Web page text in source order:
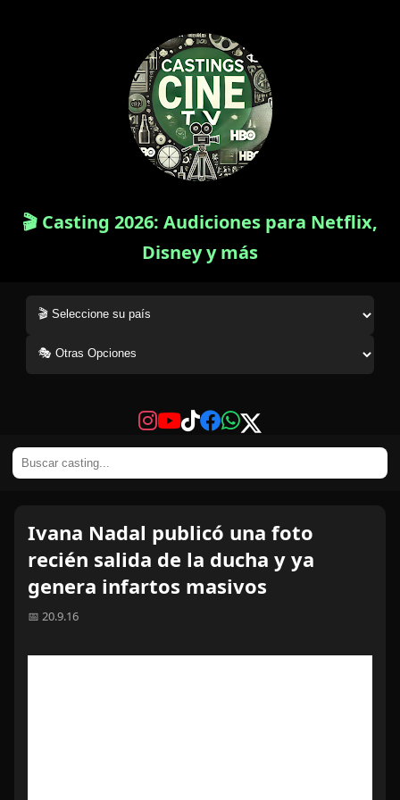
🎬 Casting 2026: Audiciones para Netflix,
Disney y más
Ivana Nadal publicó una foto
recién salida de la ducha y ya
genera infartos masivos
📅 20.9.16